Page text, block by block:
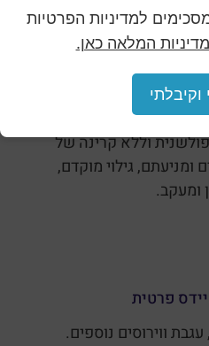
לגילוי סרטן השד
וללא קרינה של
ומניעתם, גילוי מוקדם,
ומעקב.
פרטית
למדיניות הפרטיות
המלאה כאן.
וקיבלתי